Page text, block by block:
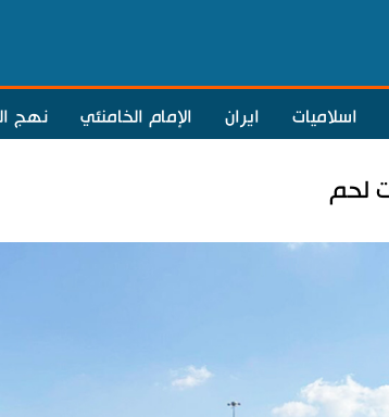
اسلاميات ايران الإمام الخامنئي نهج